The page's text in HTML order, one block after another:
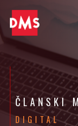
ČLANSKI
DIGITAL